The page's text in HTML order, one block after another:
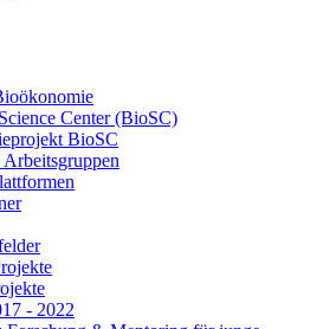
Center (BioSC)
BioSC
- 2022